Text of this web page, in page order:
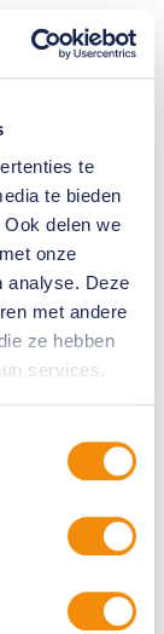
te
te bieden
delen we
onze
analyse. Deze
met andere
ze hebben
services.